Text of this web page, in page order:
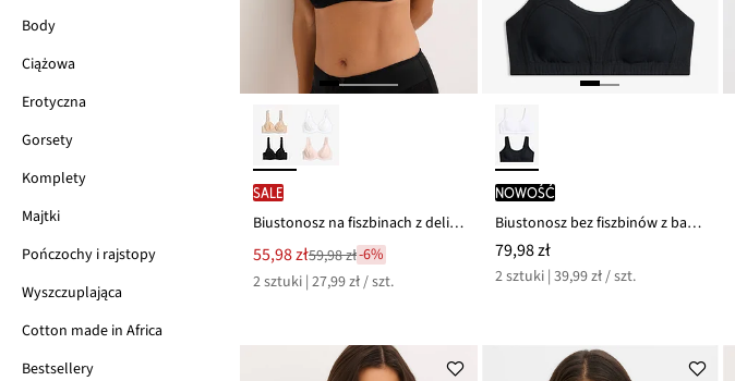
Body
Ciążowa
Erotyczna
Gorsety
Komplety
Majtki
Pończochy i rajstopy
Wyszczuplająca
Cotton made in Africa
Bestsellery
SALE
Biustonosz na fiszbinach z delikatną koronką (2 szt.)
Nowa
cena
to
55,98 zł
Przeceniono
z
59,98 zł-6%
2 sztuki | 27,99 zł / szt.
nowość
Biustonosz bez fiszbinów z bawełną organiczną (2 szt.)
79,98 zł
2 sztuki | 39,99 zł / szt.